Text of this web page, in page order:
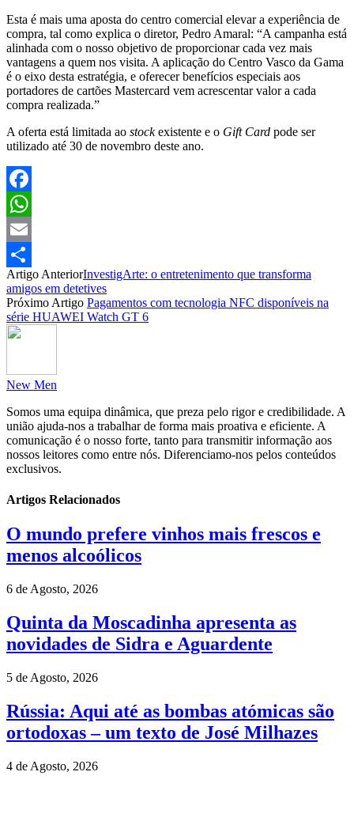
Esta é mais uma aposta do centro comercial elevar a experiência de
compra, tal como explica o diretor, Pedro Amaral: “A campanha está
alinhada com o nosso objetivo de proporcionar cada vez mais
vantagens a quem nos visita. A aplicação do Centro Vasco da Gama
é o eixo desta estratégia, e oferecer benefícios especiais aos
portadores de cartões Mastercard vem acrescentar valor a cada
compra realizada.”
A oferta está limitada ao stockexistente e o Gift Card pode ser
utilizado até 30 de novembro deste ano.
Facebook
WhatsApp
Email
Partilhar
Artigo AnteriorInvestigArte: o entretenimento que transforma
amigos em detetives
Próximo Artigo Pagamentos com tecnologia NFC disponíveis na
série HUAWEI Watch GT 6
New Men
Somos uma equipa dinâmica, que preza pelo rigor e credibilidade. A
união ajuda-nos a trabalhar de forma mais proativa e eficiente. A
comunicação é o nosso forte, tanto para transmitir informação aos
nossos leitores como entre nós. Diferenciamo-nos pelos conteúdos
exclusivos.
Artigos Relacionados
O mundo prefere vinhos mais frescos e
menos alcoólicos
6 de Agosto, 2026
Quinta da Moscadinha apresenta as
novidades de Sidra e Aguardente
5 de Agosto, 2026
Rússia: Aqui até as bombas atómicas são
ortodoxas – um texto de José Milhazes
4 de Agosto, 2026